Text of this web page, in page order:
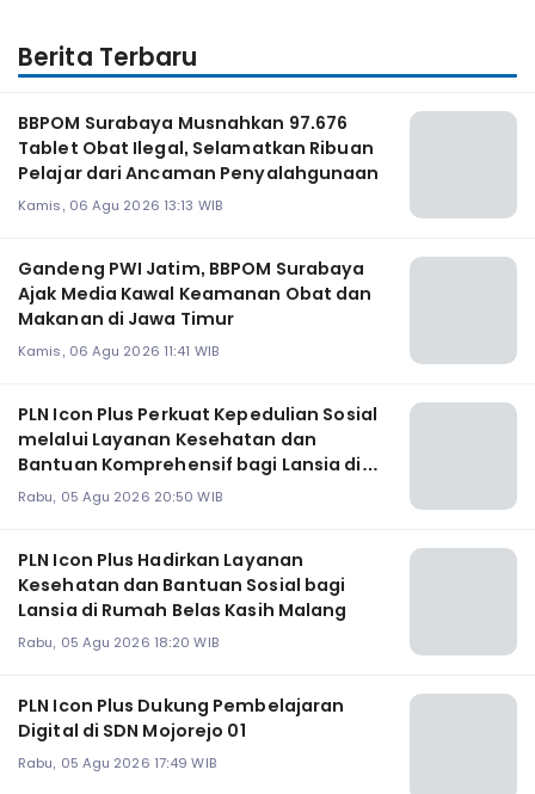
Berita Terbaru
BBPOM Surabaya Musnahkan 97.676
Tablet Obat Ilegal, Selamatkan Ribuan
Pelajar dari Ancaman Penyalahgunaan
Kamis, 06 Agu 2026 13:13 WIB
Gandeng PWI Jatim, BBPOM Surabaya
Ajak Media Kawal Keamanan Obat dan
Makanan di Jawa Timur
Kamis, 06 Agu 2026 11:41 WIB
PLN Icon Plus Perkuat Kepedulian Sosial
melalui Layanan Kesehatan dan
Bantuan Komprehensif bagi Lansia di
Malang
Rabu, 05 Agu 2026 20:50 WIB
PLN Icon Plus Hadirkan Layanan
Kesehatan dan Bantuan Sosial bagi
Lansia di Rumah Belas Kasih Malang
Rabu, 05 Agu 2026 18:20 WIB
PLN Icon Plus Dukung Pembelajaran
Digital di SDN Mojorejo 01
Rabu, 05 Agu 2026 17:49 WIB